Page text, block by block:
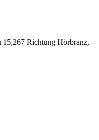
Richtung Hörbranz,